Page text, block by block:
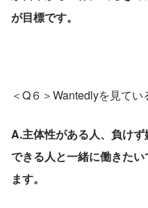
が目標です。
＜Q６＞Wantedlyを見てい
A.主体性がある人、負け
できる人と一緒に働きた
ます。